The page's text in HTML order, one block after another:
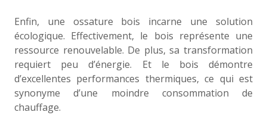
Enfin, une ossature bois incarne une solution
écologique. Effectivement, le bois représente une
ressource renouvelable. De plus, sa transformation
requiert peu d’énergie. Et le bois démontre
d’excellentes performances thermiques, ce qui est
synonyme d’une moindre consommation de
chauffage.